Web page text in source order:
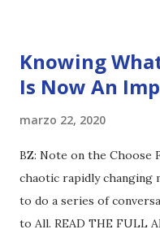
Knowing
Is Now An
marzo 22, 2020
BZ: Note on the Choose
chaotic rapidly changing
to do a series of
to All. READ THE FULL